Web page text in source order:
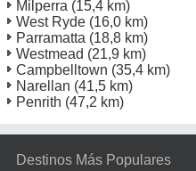
Milperra (15,4 km)
West Ryde (16,0 km)
Parramatta (18,8 km)
Westmead (21,9 km)
Campbelltown (35,4 km)
Narellan (41,5 km)
Penrith (47,2 km)
Destinos Más Populares